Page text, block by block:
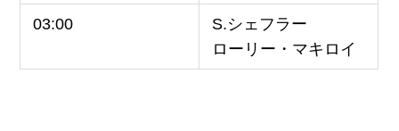
03:00
S.シェフラー
ローリー・マキロイ